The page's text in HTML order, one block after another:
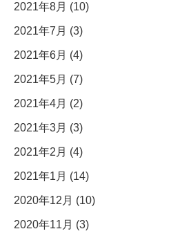
2021年8月 (10)
2021年7月 (3)
2021年6月 (4)
2021年5月 (7)
2021年4月 (2)
2021年3月 (3)
2021年2月 (4)
2021年1月 (14)
2020年12月 (10)
2020年11月 (3)